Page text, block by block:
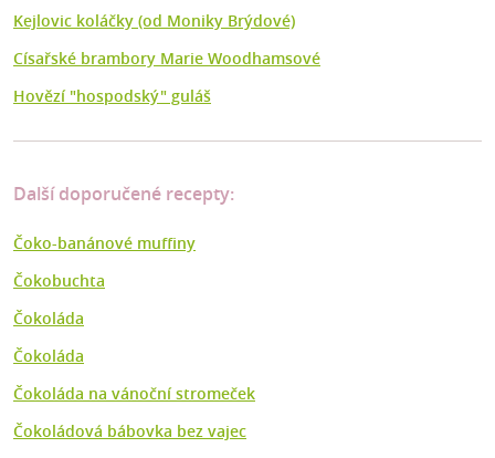
Kejlovic koláčky (od Moniky Brýdové)
Císařské brambory Marie Woodhamsové
Hovězí "hospodský" guláš
Další doporučené recepty:
Čoko-banánové muffiny
Čokobuchta
Čokoláda
Čokoláda
Čokoláda na vánoční stromeček
Čokoládová bábovka bez vajec